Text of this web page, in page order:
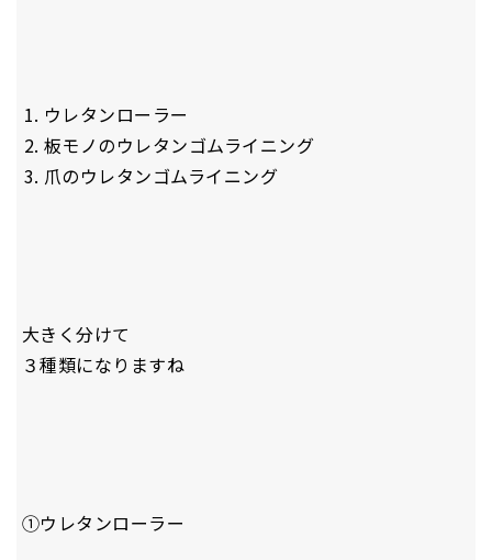
ウレタンローラー
板モノのウレタンゴムライニング
爪のウレタンゴムライニング
大きく分けて
３種類になりますね
①ウレタンローラー